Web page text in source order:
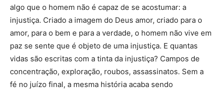
algo que o homem não é capaz de se acostumar: a
injustiça. Criado a imagem do Deus amor, criado para o
amor, para o bem e para a verdade, o homem não vive em
paz se sente que é objeto de uma injustiça. E quantas
vidas são escritas com a tinta da injustiça? Campos de
concentração, exploração, roubos, assassinatos. Sem a
fé no juízo final, a mesma história acaba sendo